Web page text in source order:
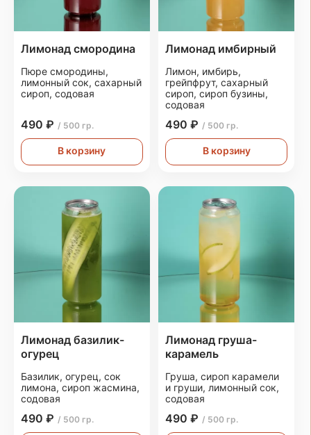
Лимонад смородина
Пюре смородины,
лимонный сок, сахарный
сироп, содовая
490 ₽ / 500 гр.
В корзину
Лимонад имбирный
Лимон, имбирь,
грейпфрут, сахарный
сироп, сироп бузины,
содовая
490 ₽ / 500 гр.
В корзину
Лимонад базилик-
огурец
Базилик, огурец, сок
лимона, сироп жасмина,
содовая
490 ₽ / 500 гр.
Лимонад груша-
карамель
Груша, сироп карамели
и груши, лимонный сок,
содовая
490 ₽ / 500 гр.